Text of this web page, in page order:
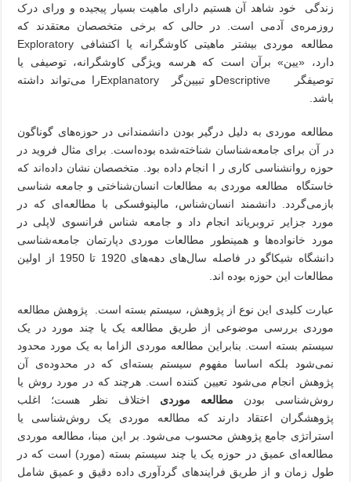
زندگی خود شاهد آن هستیم دارای ماهیت بسیار پیجیده و ورای درک
روزمره‌ی آدمی است. در حالی که برخی متخصصان معتقدند که
مطالعه موردی بیشتر ماهیتی کاوشگرانه یا اکتشافی Exploratory
دارد، «یین» برآن است که هرسه ویژگی کاوشگرانه، توصیفی یا
توصیفگر
Descriptiveو تبیین‌گر Explanatoryرا می‌تواند داشته
باشد.
مطالعه موردی به دلیل درگیر بودن دانشمندانی در حوزه‌های گوناگون
در آن برای جامعه‌شناسان شناخته‌شده بوده‌است. برای مثال فروید در
حوزه روانشناسی کاری ر ا انجام داده بود. متخصصان نشان داده‌اند که
خاستگاه مطالعه موردی به مطالعات انسان‌شناختی و جامعه شناسی
بازمی‌گردد. دانشمند انسان‌شناس، مالینوفسکی با مطالعه‌ای که در
مورد جزایر تروبریاند انجام داد و جامعه شناس فرانسوی لاپلی در
مورد خانواده‌ها و همینطور مطالعات موردی دپارتمان جامعه‌شناسی
دانشگاه شیکاگو در فاصله سال‌های دهه‌های 1920 تا 1950 از اولین
مطالعات این حوزه بوده اند.
عبارت کلیدی این نوع از پژوهش، سیستم بسته است. پژوهش مطالعه
موردی بررسی موضوعی از طریق مطالعه یک یا چند مورد در یک
سیستم بسته است. بنابراین مطالعه موردی الزاما به یک مورد محدود
نمی‌شود بلکه اساسا مفهوم سیستم بسته‌ای که در محدوده‌ی آن
پژوهش انجام می‌شود تعیین کننده است. هرچند که در مورد روش یا
روش‌شناسی بودن مطالعه موردی اختلاف نظر هست؛ اغلب
پژوهشگران اعتقاد دارند که مطالعه موردی یک روش‌شناسی یا
استراتژی جامع پژوهش محسوب می‌شود. بر این مبنا، مطالعه موردی
مطالعه‌ای عمیق در حوزه یک یا چند سیستم بسته (مورد) است که در
طول زمان و از طریق فرایندهای گردآوری داده دقیق و عمیق شامل